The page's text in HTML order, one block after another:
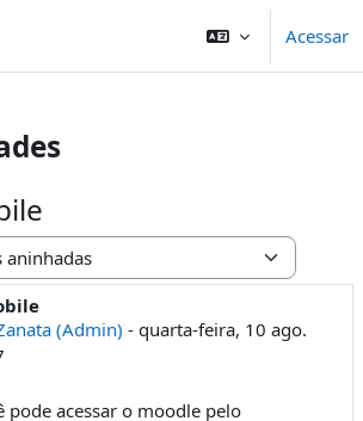
Acessar
(Admin) - quarta-feira, 10 ago.
0
pode acessar o moodle pelo